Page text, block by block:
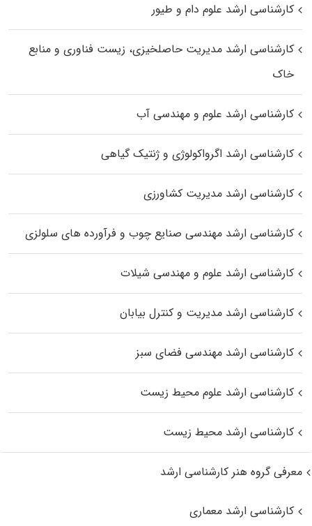
کارشناسی ارشد علوم دام و طیور
کارشناسی ارشد مدیریت حاصلخیزی، زیست فناوری و منابع
خاک
کارشناسی ارشد علوم و مهندسی آب
کارشناسی ارشد اگرواکولوژی و ژنتیک گیاهی
کارشناسی ارشد مدیریت کشاورزی
کارشناسی ارشد مهندسی صنایع چوب و فرآورده‌ های سلولزی
کارشناسی ارشد علوم و مهندسی شیلات
کارشناسی ارشد مدیریت و کنترل بیابان
کارشناسی ارشد مهندسی فضای سبز
کارشناسی ارشد علوم محیط‌ زیست
کارشناسی ارشد محیط زیست
معرفی گروه هنر کارشناسی ارشد
کارشناسی ارشد معماری